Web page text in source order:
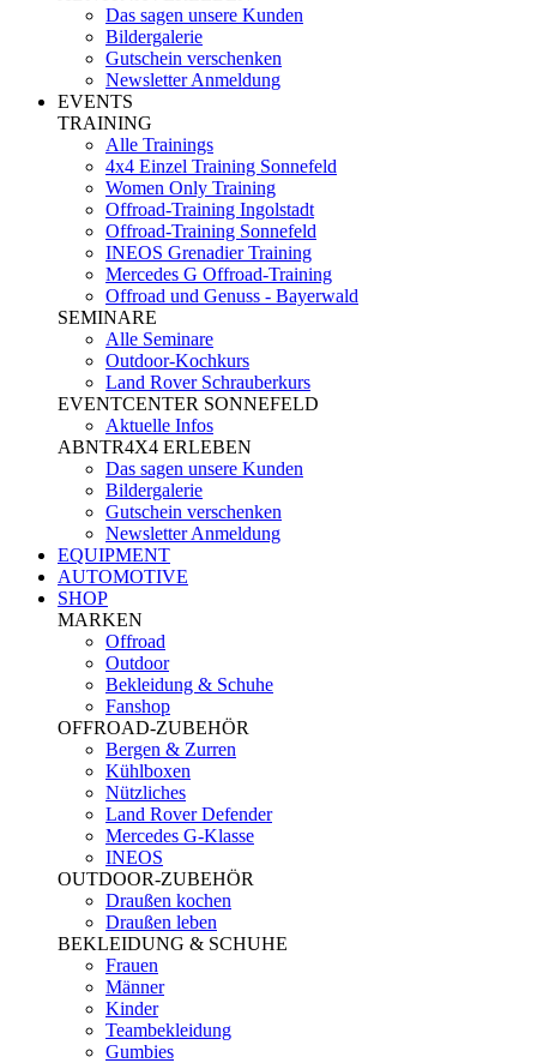
Das sagen unsere Kunden
Bildergalerie
Gutschein verschenken
Newsletter Anmeldung
EVENTS
TRAINING
Alle Trainings
4x4 Einzel Training Sonnefeld
Women Only Training
Offroad-Training Ingolstadt
Offroad-Training Sonnefeld
INEOS Grenadier Training
Mercedes G Offroad-Training
Offroad und Genuss - Bayerwald
SEMINARE
Alle Seminare
Outdoor-Kochkurs
Land Rover Schrauberkurs
EVENTCENTER SONNEFELD
Aktuelle Infos
ABNTR4X4 ERLEBEN
Das sagen unsere Kunden
Bildergalerie
Gutschein verschenken
Newsletter Anmeldung
EQUIPMENT
AUTOMOTIVE
SHOP
MARKEN
Offroad
Outdoor
Bekleidung & Schuhe
Fanshop
OFFROAD-ZUBEHÖR
Bergen & Zurren
Kühlboxen
Nützliches
Land Rover Defender
Mercedes G-Klasse
INEOS
OUTDOOR-ZUBEHÖR
Draußen kochen
Draußen leben
BEKLEIDUNG & SCHUHE
Frauen
Männer
Kinder
Teambekleidung
Gumbies